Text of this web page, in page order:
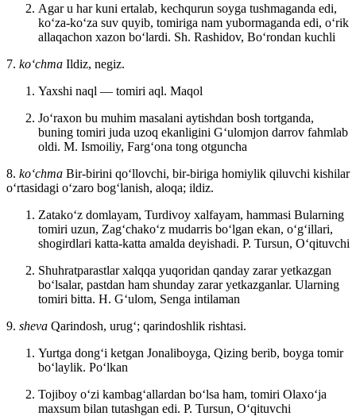
Agar u har kuni ertalab, kechqurun soyga tushmaganda edi,
koʻza-koʻza suv quyib, tomiriga nam yubormaganda edi, oʻrik
allaqachon xazon boʻlardi. Sh. Rashidov, Boʻrondan kuchli
7. koʻchma Ildiz, negiz.
Yaxshi naql — tomiri aql. Maqol
Joʻraxon bu muhim masalani aytishdan bosh tortganda,
buning tomiri juda uzoq ekanligini Gʻulomjon darrov fahmlab
oldi. M. Ismoiliy, Fargʻona tong otguncha
8. koʻchma Bir-birini qoʻllovchi, bir-biriga homiylik qiluvchi kishilar
oʻrtasidagi oʻzaro bogʻlanish, aloqa; ildiz.
Zatakoʻz domlayam, Turdivoy xalfayam, hammasi Bularning
tomiri uzun, Zagʻchakoʻz mudarris boʻlgan ekan, oʻgʻillari,
shogirdlari katta-katta amalda deyishadi. P. Tursun, Oʻqituvchi
Shuhratparastlar xalqqa yuqoridan qanday zarar yetkazgan
boʻlsalar, pastdan ham shunday zarar yetkazganlar. Ularning
tomiri bitta. H. Gʻulom, Senga intilaman
9. sheva Qarindosh, urugʻ; qarindoshlik rishtasi.
Yurtga dongʻi ketgan Jonaliboyga, Qizing berib, boyga tomir
boʻlaylik. Poʻlkan
Tojiboy oʻzi kambagʻallardan boʻlsa ham, tomiri Olaxoʻja
maxsum bilan tutashgan edi. P. Tursun, Oʻqituvchi